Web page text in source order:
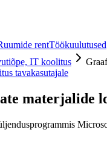
rentTöökuulutused
IT koolitus
tavakasutajale
materjalide